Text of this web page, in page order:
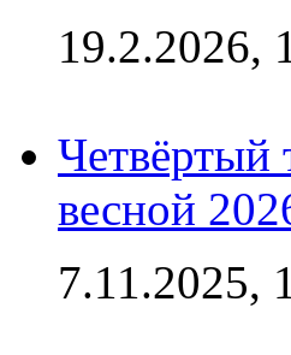
19.2.2026,
Четвёртый
весной
7.11.2025,